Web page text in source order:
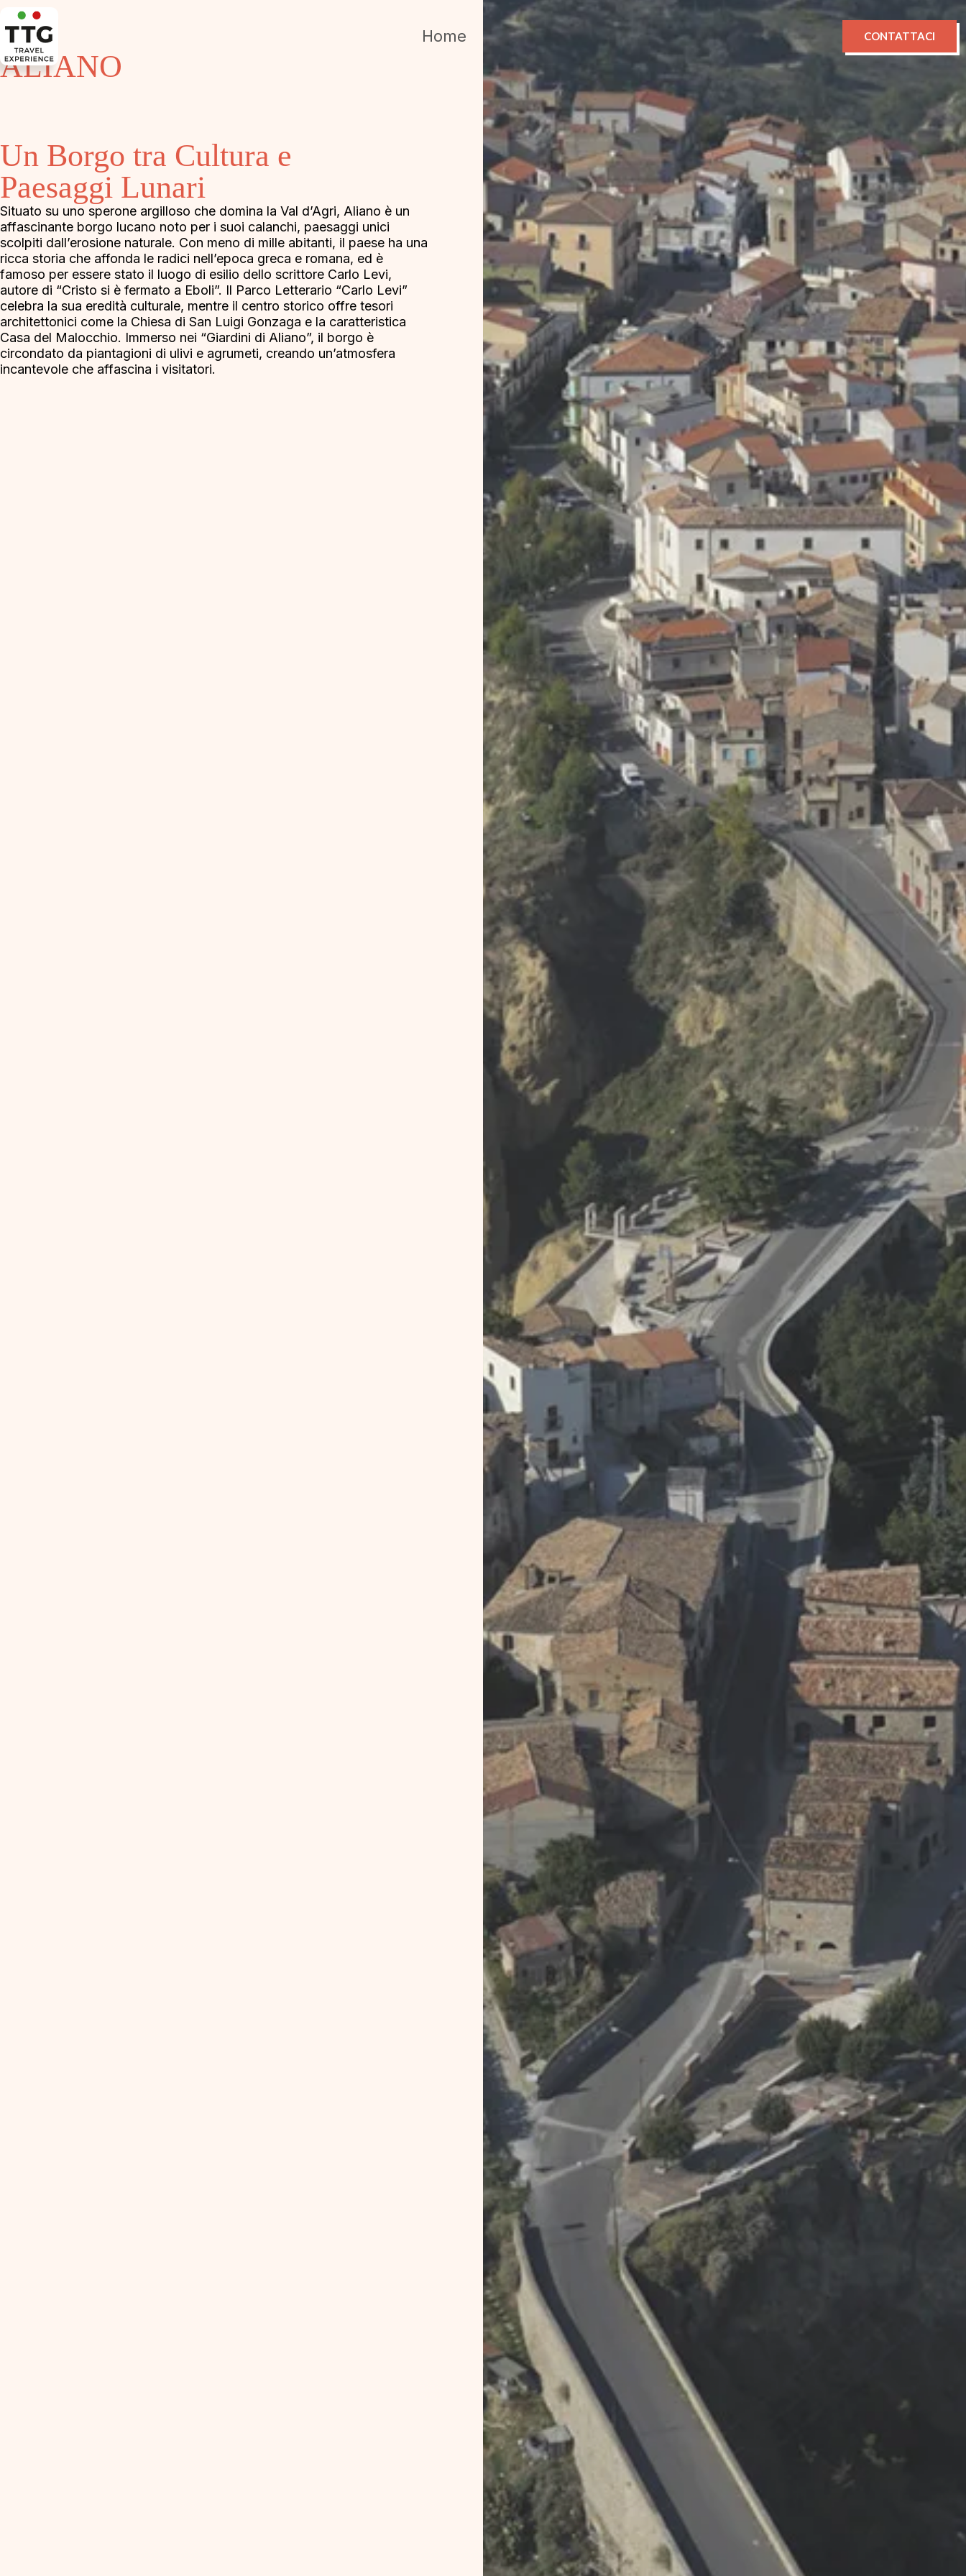
Home CONTATTACI
ALIANO
Un Borgo tra Cultura e
Paesaggi Lunari
Situato su uno sperone argilloso che domina la Val d’Agri, Aliano è un
affascinante borgo lucano noto per i suoi calanchi, paesaggi unici
scolpiti dall’erosione naturale. Con meno di mille abitanti, il paese ha una
ricca storia che affonda le radici nell’epoca greca e romana, ed è
famoso per essere stato il luogo di esilio dello scrittore Carlo Levi,
autore di “Cristo si è fermato a Eboli”. Il Parco Letterario “Carlo Levi”
celebra la sua eredità culturale, mentre il centro storico offre tesori
architettonici come la Chiesa di San Luigi Gonzaga e la caratteristica
Casa del Malocchio. Immerso nei “Giardini di Aliano”, il borgo è
circondato da piantagioni di ulivi e agrumeti, creando un’atmosfera
incantevole che affascina i visitatori.